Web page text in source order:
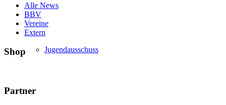
Jugendausschuss
Alle News
BBV
Vereine
Extern
Shop
Partner